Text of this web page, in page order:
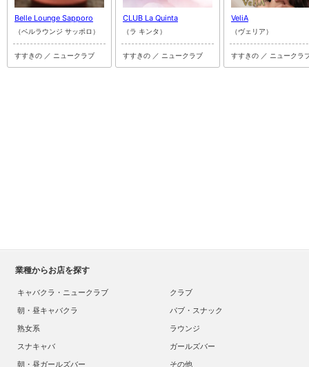
Belle Lounge Sapporo
（ベルラウンジ サッポロ）
すすきの ／ ニュークラブ
CLUB La Quinta
（ラ キンタ）
すすきの ／ ニュークラブ
VeliA
（ヴェリア）
すすきの ／ ニュークラ
業種からお店を探す
キャバクラ・ニュークラブ
クラブ
朝・昼キャバクラ
パブ・スナック
熟女系
ラウンジ
スナキャバ
ガールズバー
朝・昼ガールズバー
その他